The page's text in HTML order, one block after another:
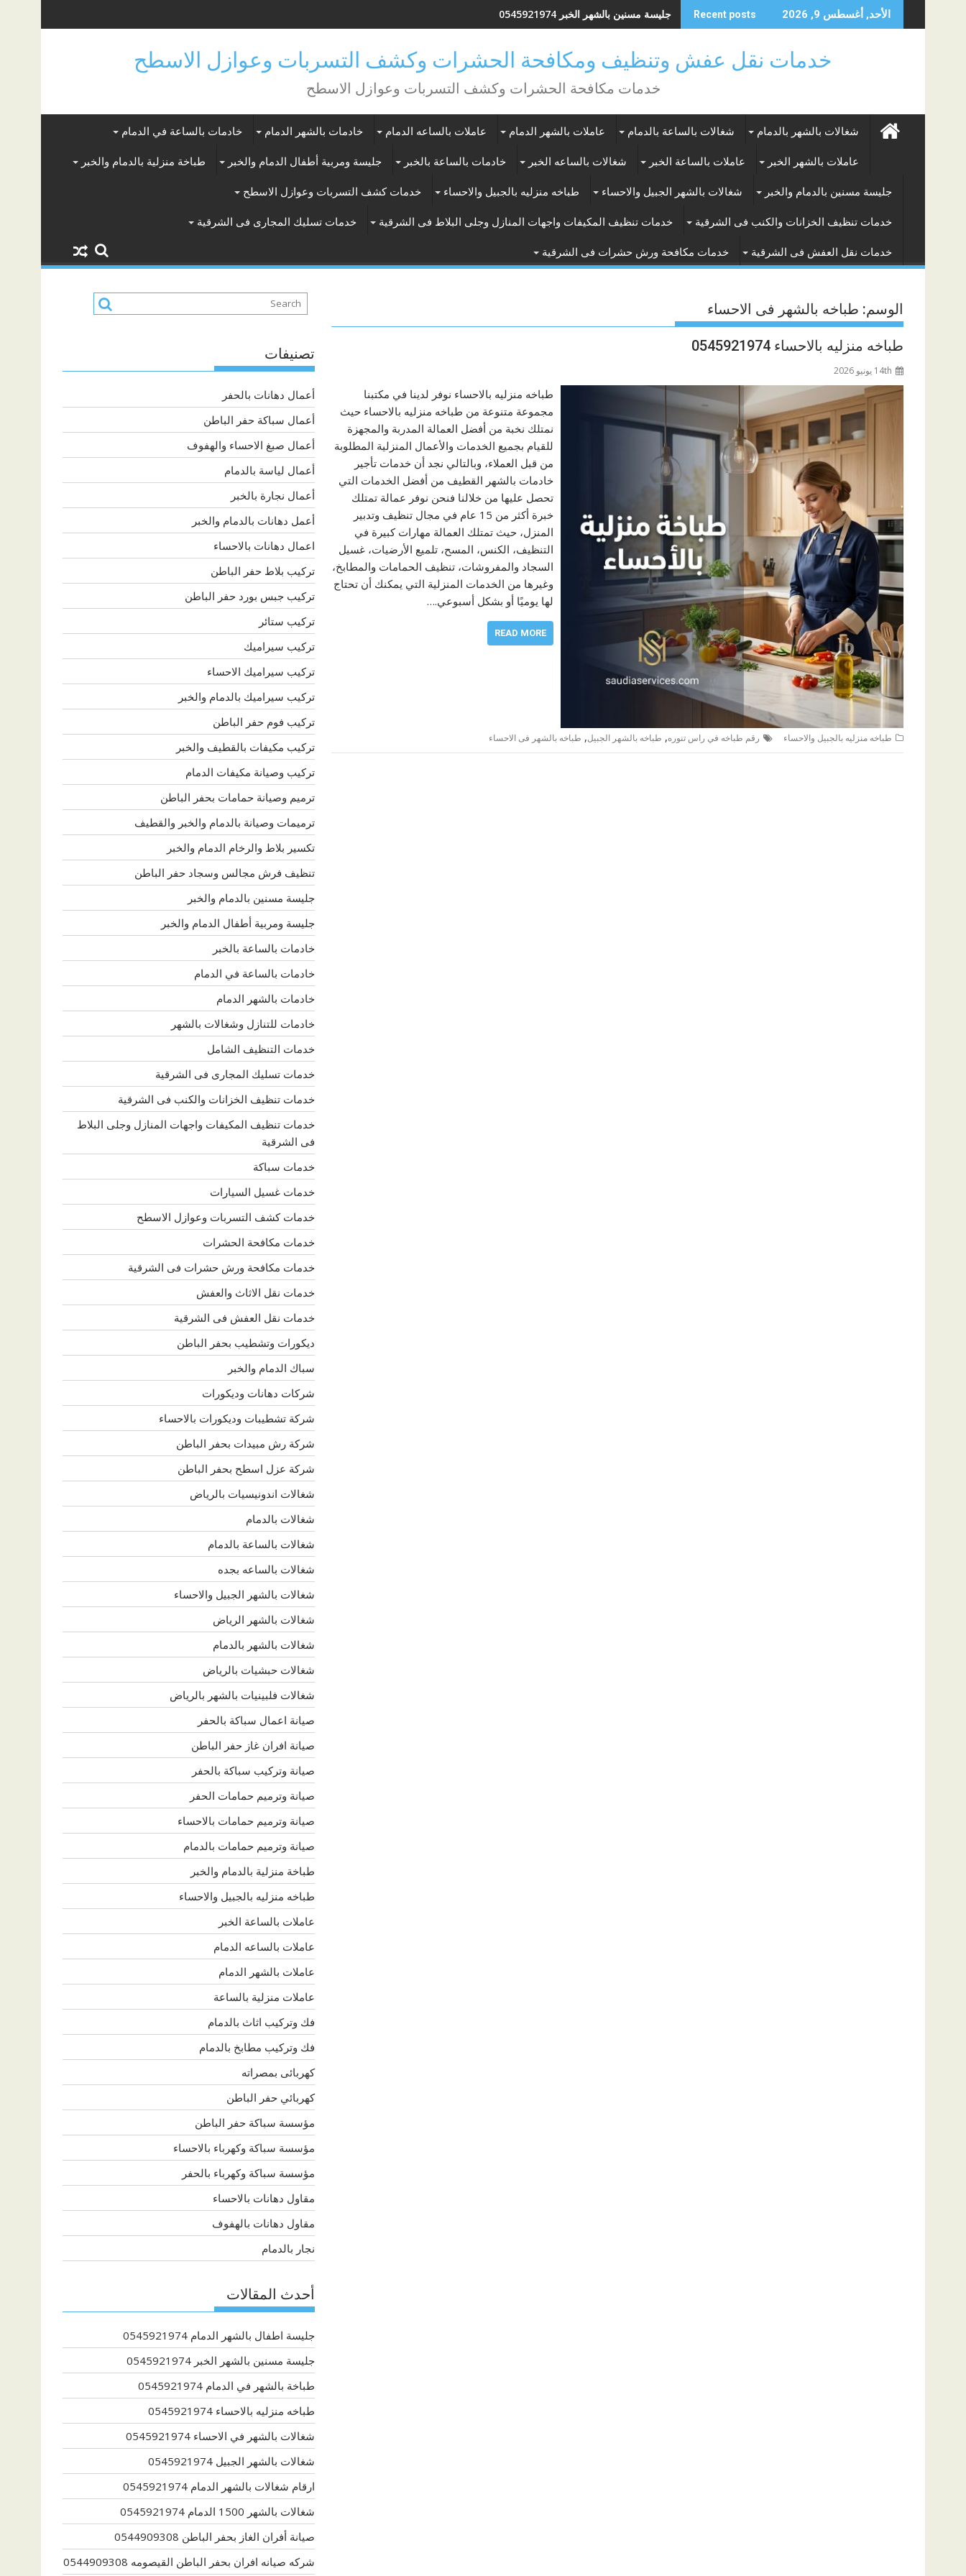
to
الأحد, أغسطس 9, 2026 Recent posts جليسة مسنين بالشهر الخبر 0545921974
خدمات نقل عفش وتنظيف ومكافحة الحشرات وكشف التسربات وعوازل الاسطح
خدمات مكافحة الحشرات وكشف التسربات وعوازل الاسطح
شغالات بالشهر بالدمام شغالات بالساعة بالدمام عاملات بالشهر الدمام عاملات بالساعه الدمام خادمات بالشهر الدمام خادمات بالساعة في الدمام
عاملات بالشهر الخبر عاملات بالساعة الخبر شغالات بالساعه الخبر خادمات بالساعة بالخبر جليسة ومربية أطفال الدمام والخبر طباخة منزلية بالدمام والخبر
جليسة مسنين بالدمام والخبر شغالات بالشهر الجبيل والاحساء طباخه منزليه بالجبيل والاحساء خدمات كشف التسربات وعوازل الاسطح
خدمات تنظيف الخزانات والكنب فى الشرقية خدمات تنظيف المكيفات واجهات المنازل وجلى البلاط فى الشرقية خدمات تسليك المجارى فى الشرقية
خدمات نقل العفش فى الشرقية خدمات مكافحة ورش حشرات فى الشرقية
الوسم: طباخه بالشهر فى الاحساء
طباخه منزليه بالاحساء 0545921974
14th يونيو 2026
طباخه منزليه بالاحساء نوفر لدينا في مكتبنا
مجموعة متنوعة من طباخه منزليه بالاحساء حيث
نمتلك نخبة من أفضل العمالة المدربة والمجهزة
للقيام بجميع الخدمات والأعمال المنزلية المطلوبة
من قبل العملاء، وبالتالي نجد أن خدمات تأجير
خادمات بالشهر القطيف من أفضل الخدمات التي
تحصل عليها من خلالنا فنحن نوفر عمالة تمتلك
خبرة أكثر من 15 عام في مجال تنظيف وتدبير
المنزل، حيث تمتلك العمالة مهارات كبيرة في
التنظيف، الكنس، المسح، تلميع الأرضيات، غسيل
السجاد والمفروشات، تنظيف الحمامات والمطابخ،
وغيرها من الخدمات المنزلية التي يمكنك أن تحتاج
لها يوميًا أو بشكل أسبوعي.…
READ MORE
طباخه منزليه بالجبيل والاحساء رقم طباخه في راس تنوره, طباخه بالشهر الجبيل, طباخه بالشهر فى الاحساء
تصنيفات
أعمال دهانات بالحفر
أعمال سباكة حفر الباطن
أعمال صبغ الاحساء والهفوف
أعمال لياسة بالدمام
أعمال نجارة بالخبر
أعمل دهانات بالدمام والخبر
اعمال دهانات بالاحساء
تركيب بلاط حفر الباطن
تركيب جبس بورد حفر الباطن
تركيب ستائر
تركيب سيراميك
تركيب سيراميك الاحساء
تركيب سيراميك بالدمام والخبر
تركيب فوم حفر الباطن
تركيب مكيفات بالقطيف والخبر
تركيب وصيانة مكيفات الدمام
ترميم وصيانة حمامات بحفر الباطن
ترميمات وصيانة بالدمام والخبر والقطيف
تكسير بلاط والرخام الدمام والخبر
تنظيف فرش مجالس وسجاد حفر الباطن
جليسة مسنين بالدمام والخبر
جليسة ومربية أطفال الدمام والخبر
خادمات بالساعة بالخبر
خادمات بالساعة في الدمام
خادمات بالشهر الدمام
خادمات للتنازل وشغالات بالشهر
خدمات التنظيف الشامل
خدمات تسليك المجارى فى الشرقية
خدمات تنظيف الخزانات والكنب فى الشرقية
خدمات تنظيف المكيفات واجهات المنازل وجلى البلاط
فى الشرقية
خدمات سباكة
خدمات غسيل السيارات
خدمات كشف التسربات وعوازل الاسطح
خدمات مكافحة الحشرات
خدمات مكافحة ورش حشرات فى الشرقية
خدمات نقل الاثاث والعفش
خدمات نقل العفش فى الشرقية
ديكورات وتشطيب بحفر الباطن
سباك الدمام والخبر
شركات دهانات وديكورات
شركة تشطيبات وديكورات بالاحساء
شركة رش مبيدات بحفر الباطن
شركة عزل اسطح بحفر الباطن
شغالات اندونيسيات بالرياض
شغالات بالدمام
شغالات بالساعة بالدمام
شغالات بالساعه بجده
شغالات بالشهر الجبيل والاحساء
شغالات بالشهر الرياض
شغالات بالشهر بالدمام
شغالات حبشيات بالرياض
شغالات فلبينيات بالشهر بالرياض
صيانة اعمال سباكة بالحفر
صيانة افران غاز حفر الباطن
صيانة وتركيب سباكة بالحفر
صيانة وترميم حمامات الحفر
صيانة وترميم حمامات بالاحساء
صيانة وترميم حمامات بالدمام
طباخة منزلية بالدمام والخبر
طباخه منزليه بالجبيل والاحساء
عاملات بالساعة الخبر
عاملات بالساعه الدمام
عاملات بالشهر الدمام
عاملات منزلية بالساعة
فك وتركيب اثاث بالدمام
فك وتركيب مطابخ بالدمام
كهربائى بمصراته
كهربائي حفر الباطن
مؤسسة سباكة حفر الباطن
مؤسسة سباكة وكهرباء بالاحساء
مؤسسة سباكة وكهرباء بالحفر
مقاول دهانات بالاحساء
مقاول دهانات بالهفوف
نجار بالدمام
أحدث المقالات
جليسة اطفال بالشهر الدمام 0545921974
جليسة مسنين بالشهر الخبر 0545921974
طباخة بالشهر في الدمام 0545921974
طباخه منزليه بالاحساء 0545921974
شغالات بالشهر في الاحساء 0545921974
شغالات بالشهر الجبيل 0545921974
ارقام شغالات بالشهر الدمام 0545921974
شغالات بالشهر 1500 الدمام 0545921974
صيانة أفران الغاز بحفر الباطن 0544909308
شركه صيانه افران بحفر الباطن القيصومه 0544909308